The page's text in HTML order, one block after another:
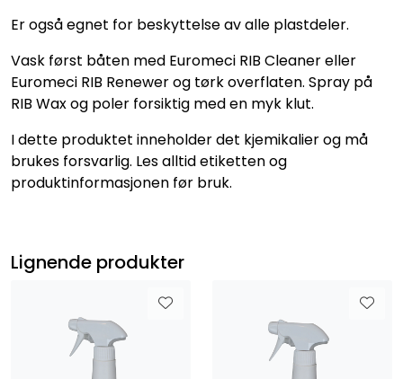
Er også egnet for beskyttelse av alle plastdeler.
Vask først båten med Euromeci RIB Cleaner eller
Euromeci RIB Renewer og tørk overflaten. Spray på
RIB Wax og poler forsiktig med en myk klut.
I dette produktet inneholder det kjemikalier og må
brukes forsvarlig. Les alltid etiketten og
produktinformasjonen før bruk.
Lignende produkter